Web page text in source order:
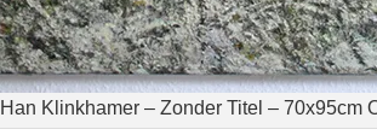
Han Klinkhamer – Zonder Titel – 70x95cm